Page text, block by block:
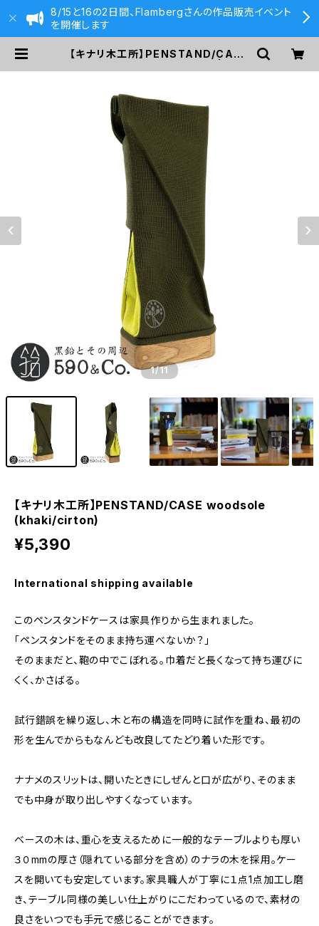
8/15と16の2日間、Flambergさんの作品販売イベント
を開催します
【キナリ木工所】PENSTAND/CASE
1/11
【キナリ木工所】PENSTAND/CASE woodsole
(khaki/cirton)
¥5,390
International shipping available
このペンスタンドケースは家具作りから生まれました。
「ペンスタンドをそのまま持ち運べないか？」
そのままだと、鞄の中でこぼれる。巾着だと長くなって持ち運びに
くく、かさばる。
試行錯誤を繰り返し、木と布の構造を同時に試作を重ね、最初の
形を生んでからもなんども改良してたどり着いた形です。
ナナメのスリットは、開いたときにしぜんと口が広がり、そのまま
でも中身が取り出しやすくなっています。
ベースの木は、重心を支えるために一般的なテーブルよりも厚い
３０mmの厚さ（隠れている部分を含め）のナラの木を採用。ケー
スを開いても安定しています。家具職人が丁寧に１点1点加工し磨
き、テーブル同様の美しい仕上がりにこだわっているので、素材の
良さをいつでも手元で感じることができます。